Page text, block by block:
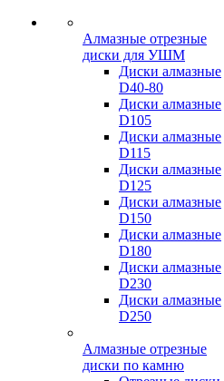
Алмазные отрезные
диски для УШМ
Диски алмазные
D40-80
Диски алмазные
D105
Диски алмазные
D115
Диски алмазные
D125
Диски алмазные
D150
Диски алмазные
D180
Диски алмазные
D230
Диски алмазные
D250
Алмазные отрезные
диски по камню